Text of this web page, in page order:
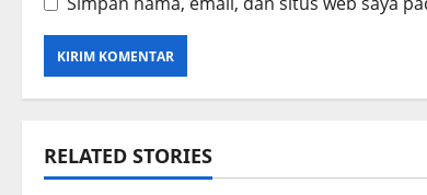
RELATED STORIES